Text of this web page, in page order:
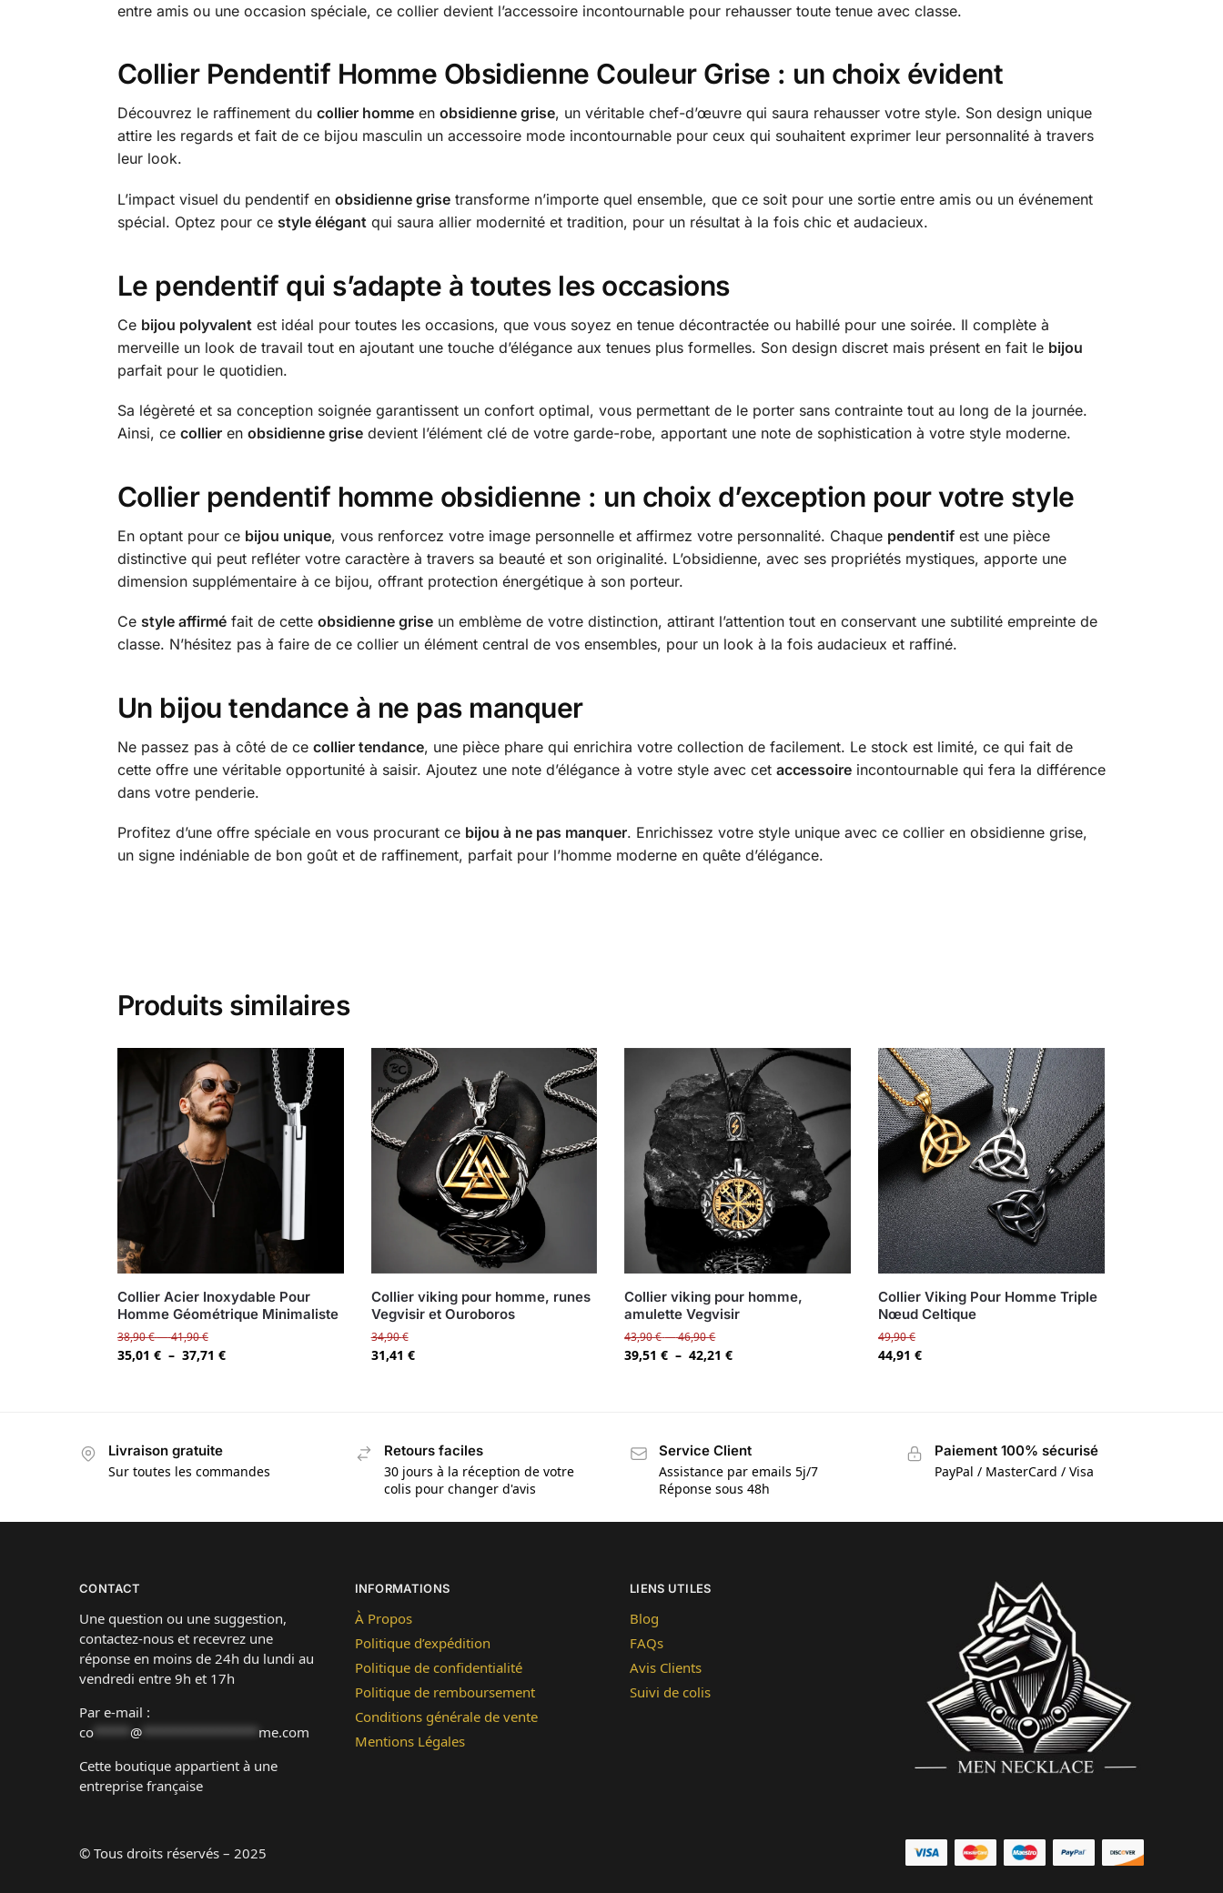
entre amis ou une occasion spéciale, ce collier devient l’accessoire incontournable pour rehausser toute tenue avec classe.
Collier Pendentif Homme Obsidienne Couleur Grise : un choix évident
Découvrez le raffinement du collier hommeen obsidienne grise, un véritable chef-d’œuvre qui saura rehausser votre style. Son design unique
attire les regards et fait de ce bijou masculin un accessoire mode incontournable pour ceux qui souhaitent exprimer leur personnalité à travers
leur look.
L’impact visuel du pendentif en obsidienne grisetransforme n’importe quel ensemble, que ce soit pour une sortie entre amis ou un événement
spécial. Optez pour ce style élégant qui saura allier modernité et tradition, pour un résultat à la fois chic et audacieux.
Le pendentif qui s’adapte à toutes les occasions
Ce bijou polyvalent est idéal pour toutes les occasions, que vous soyez en tenue décontractée ou habillé pour une soirée. Il complète à
merveille un look de travail tout en ajoutant une touche d’élégance aux tenues plus formelles. Son design discret mais présent en fait le bijou
parfait pour le quotidien.
Sa légèreté et sa conception soignée garantissent un confort optimal, vous permettant de le porter sans contrainte tout au long de la journée.
Ainsi, ce collieren obsidienne grisedevient l’élément clé de votre garde-robe, apportant une note de sophistication à votre style moderne.
Collier pendentif homme obsidienne : un choix d’exception pour votre style
En optant pour ce bijou unique, vous renforcez votre image personnelle et affirmez votre personnalité. Chaque pendentifest une pièce
distinctive qui peut refléter votre caractère à travers sa beauté et son originalité. L’obsidienne, avec ses propriétés mystiques, apporte une
dimension supplémentaire à ce bijou, offrant protection énergétique à son porteur.
Ce style affirméfait de cette obsidienne griseun emblème de votre distinction, attirant l’attention tout en conservant une subtilité empreinte de
classe. N’hésitez pas à faire de ce collier un élément central de vos ensembles, pour un look à la fois audacieux et raffiné.
Un bijou tendance à ne pas manquer
Ne passez pas à côté de ce collier tendance, une pièce phare qui enrichira votre collection de facilement. Le stock est limité, ce qui fait de
cette offre une véritable opportunité à saisir. Ajoutez une note d’élégance à votre style avec cet accessoireincontournable qui fera la différence
dans votre penderie.
Profitez d’une offre spéciale en vous procurant ce bijou à ne pas manquer. Enrichissez votre style unique avec ce collier en obsidienne grise,
un signe indéniable de bon goût et de raffinement, parfait pour l’homme moderne en quête d’élégance.
Produits similaires
Collier Acier Inoxydable Pour
Homme Géométrique Minimaliste
38,90€–41,90€
35,01 € – 37,71 €
Collier viking pour homme, runes
Vegvisir et Ouroboros
34,90€
31,41 €
Collier viking pour homme,
amulette Vegvisir
43,90€–46,90€
39,51€ – 42,21€
Collier Viking Pour Homme Triple
Nœud Celtique
49,90€
44,91€
Livraison gratuite
Sur toutes les commandes
Retours faciles
30 jours à la réception de votre
colis pour changer d'avis
Service Client
Assistance par emails 5j/7
Réponse sous 48h
Paiement 100% sécurisé
PayPal / MasterCard / Visa
CONTACT
Une question ou une suggestion,
contactez-nous et recevrez une
réponse en moins de 24h du lundi au
vendredi entre 9h et 17h
Par e-mail :
co
@
me.com
Cette boutique appartient à une
entreprise française
INFORMATIONS
À Propos
Politique d’expédition
Politique de confidentialité
Politique de remboursement
Conditions générale de vente
Mentions Légales
LIENS UTILES
Blog
FAQs
Avis Clients
Suivi de colis
© Tous droits réservés – 2025